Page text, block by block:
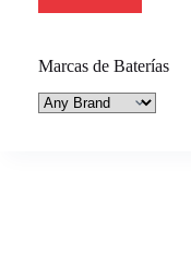
Marcas de Baterías